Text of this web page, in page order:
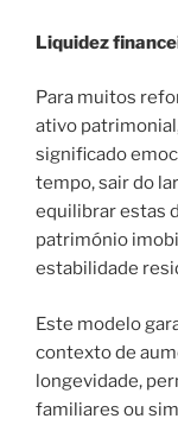
Liquidez
Para muitos
ativo
significado
tempo, sair do
equilibrar estas
património
estabilidade
Este modelo
contexto de
longevidade,
familiares ou